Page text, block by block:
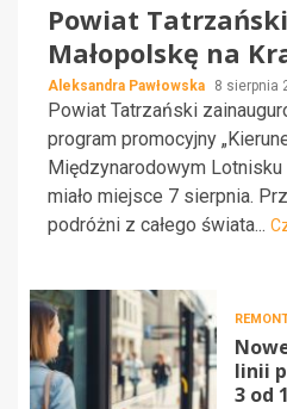
Powiat
Małopolskę na
Aleksandra Pawłowska 8 sierpnia
Powiat Tatrzański
program promocyjny
Międzynarodowym
miało miejsce 7 sierpnia.
podróżni z całego świata...
linii
3 od